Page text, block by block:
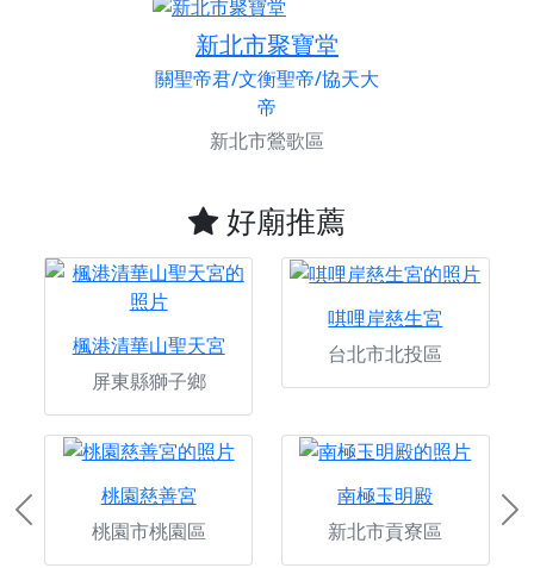
新北市聚寶堂
關聖帝君/文衡聖帝/協天大
帝
新北市鶯歌區
好廟推薦
楓港清華山聖天宮
屏東縣獅子鄉
唭哩岸慈生宮
台北市北投區
桃園慈善宮
桃園市桃園區
南極玉明殿
新北市貢寮區
Previous